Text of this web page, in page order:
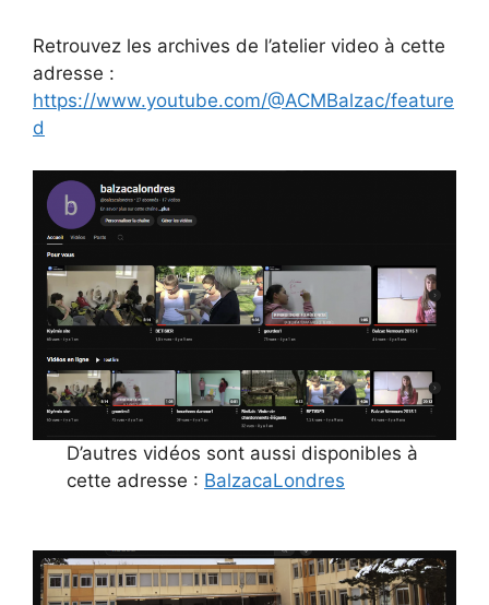
Retrouvez les archives de l’atelier video à cette
adresse :
https://www.youtube.com/@ACMBalzac/feature
d
D’autres vidéos sont aussi disponibles à
cette adresse : BalzacaLondres